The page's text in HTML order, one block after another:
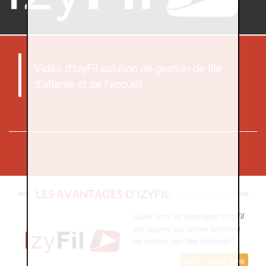
Vidéo d'IzyFil solution de gestion de file
d'attente et de l'accueil
LES AVANTAGES D'IZYFIL
Quels sont les avantages d'IzyFil
par rapport aux autres solutions
En savoir plus